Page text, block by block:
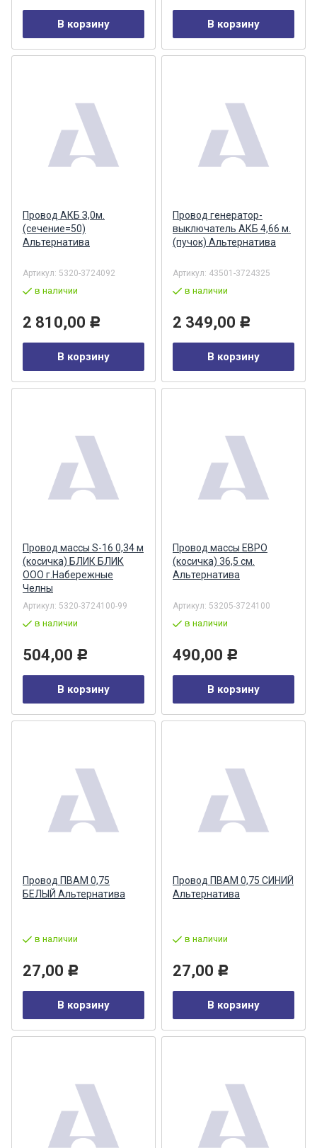
В корзину В корзину
Провод АКБ З,0м.
(сечение=50)
Альтернатива
Артикул: 5320-3724092
в наличии
2 810,00 Р
В корзину
Провод генератор-
выключатель АКБ 4,66 м.
(пучок) Альтернатива
Артикул: 43501-3724325
в наличии
2 349,00 Р
В корзину
Провод массы S-16 0,34 м
(косичка) БЛИК БЛИК
ООО г.Набережные
Челны
Артикул: 5320-3724100-99
в наличии
504,00 Р
В корзину
Провод массы ЕВРО
(косичка) 36,5 см.
Альтернатива
Артикул: 53205-3724100
в наличии
490,00 Р
В корзину
Провод ПВАМ 0,75
БЕЛЫЙ Альтернатива
в наличии
27,00 Р
В корзину
Провод ПВАМ 0,75 СИНИЙ
Альтернатива
в наличии
27,00 Р
В корзину